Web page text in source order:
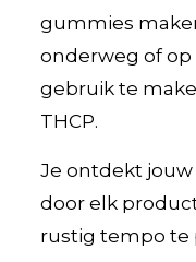
gummies
onderweg of
gebruik te
THCP.
Je ontdekt
door elk
rustig tempo te